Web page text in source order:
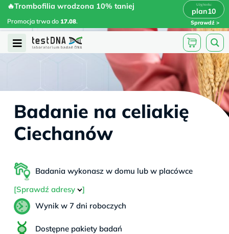
Skip
content
🔥Trombofilia wrodzona 10% taniej
Promocja trwa do 17.08.
plan10
Sprawdź
🔥Trombofilia wrodzona 10% taniej
plan10 x
Open
Badanie na celiakię
Ciechanów
Badania wykonasz w domu lub w placówce
[Sprawdź adresy
]
Wynik w 7 dni roboczych
Dostępne pakiety badań